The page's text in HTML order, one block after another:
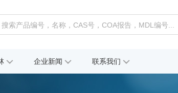
企业新闻 联系我们